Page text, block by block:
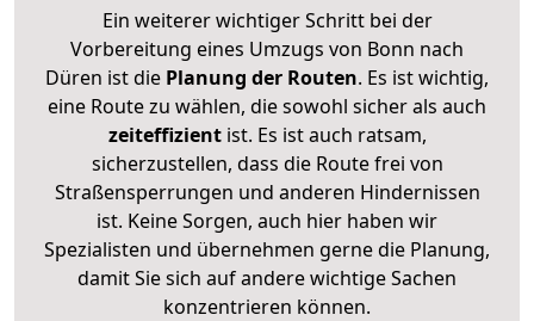
Ein weiterer wichtiger Schritt bei der
Vorbereitung eines Umzugs von Bonn nach
Düren ist die Planung der Routen. Es ist wichtig,
eine Route zu wählen, die sowohl sicher als auch
zeiteffizientist. Es ist auch ratsam,
sicherzustellen, dass die Route frei von
Straßensperrungen und anderen Hindernissen
ist. Keine Sorgen, auch hier haben wir
Spezialisten und übernehmen gerne die Planung,
damit Sie sich auf andere wichtige Sachen
konzentrieren können.